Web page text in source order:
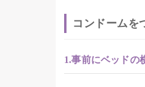
コンドームを
1.事前にベッドの